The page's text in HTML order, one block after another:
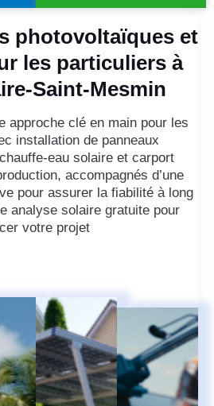
photovoltaïques et
les particuliers à
Saint-Mesmin
approche clé en main pour les
installation de panneaux
eau solaire et carport
accompagnés d’une
pour assurer la fiabilité à long
analyse solaire gratuite pour
votre projet